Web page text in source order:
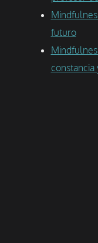
futuro
constancia